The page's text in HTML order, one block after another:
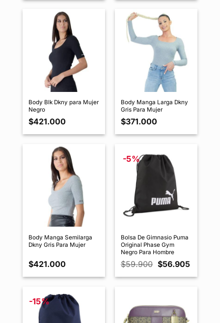
Body Blk Dkny para Mujer
Negro
$421.000
Body Manga Larga Dkny
Gris Para Mujer
$371.000
Body Manga Semilarga
Dkny Gris Para Mujer
$421.000
-5%
Bolsa De Gimnasio Puma
Original Phase Gym
Negro Para Hombre
$59.900 El
original
$56.905El
actual
-15%